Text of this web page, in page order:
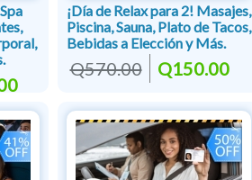
¡Día de Relax para 2! Masajes,
Piscina, Sauna, Plato de Tacos,
Bebidas a Elección y Más.
Q570.00 Q150.00